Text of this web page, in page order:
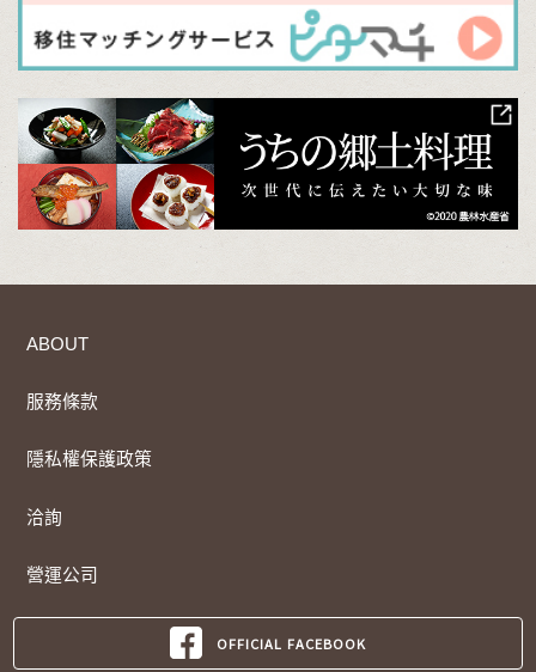
ABOUT
服務條款
隱私權保護政策
洽詢
營運公司
OFFICIAL FACEBOOK